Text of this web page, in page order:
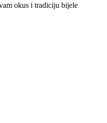
okus i tradiciju bijele